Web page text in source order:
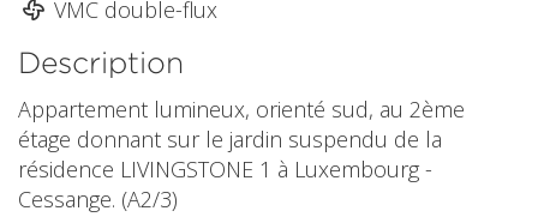
VMC double-flux
Description
Appartement lumineux, orienté sud, au 2ème
étage donnant sur le jardin suspendu de la
résidence LIVINGSTONE 1 à Luxembourg -
Cessange. (A2/3)